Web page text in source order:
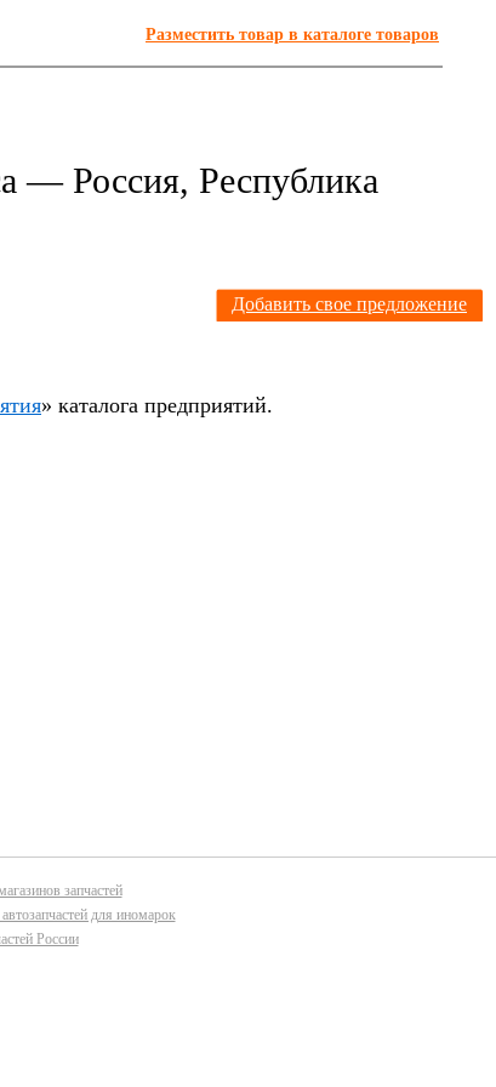
Разместить товар в каталоге товаров
— Россия, Республика
Добавить свое предложение
» каталога предприятий.
запчастей
для иномарок
России